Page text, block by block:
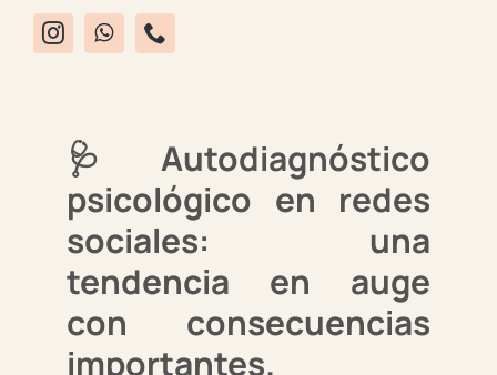
🩺Autodiagnóstico
psicológico en redes
sociales: una
tendencia en auge
con consecuencias
importantes.